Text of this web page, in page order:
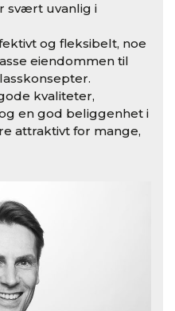
svært uvanlig i
og fleksibelt, noe
eiendommen til
kvaliteter,
en god beliggenhet i
attraktivt for mange,